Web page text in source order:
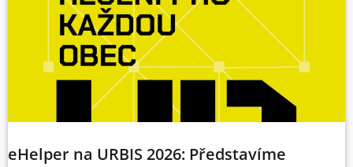
eHelper na URBIS 2026: Představíme